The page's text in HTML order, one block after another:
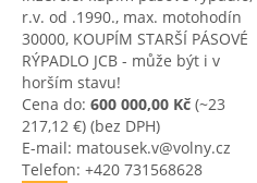
r.v. od .1990., max. motohodín
30000, KOUPÍM STARŠÍ PÁSOVÉ
RÝPADLO JCB - může být i v
horším stavu!
Cena do: 600 000,00 Kč (~23
217,12 €) (bez DPH)
E-mail: matousek.v@volny.cz
Telefon: +420 731568628